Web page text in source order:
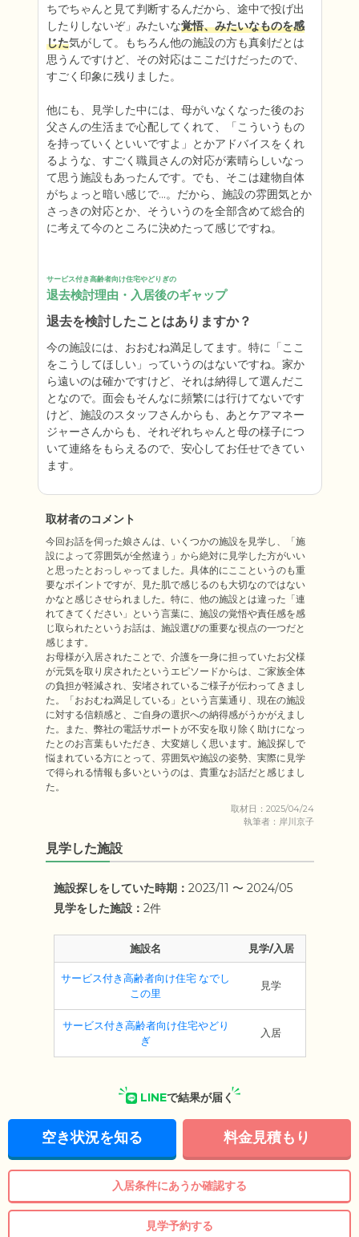
ちでちゃんと見て判断するんだから、途中で投げ出
したりしないぞ」みたいな覚悟、みたいなものを感
じた気がして。もちろん他の施設の方も真剣だとは
思うんですけど、その対応はここだけだったので、
すごく印象に残りました。
他にも、見学した中には、母がいなくなった後のお
父さんの生活まで心配してくれて、「こういうもの
を持っていくといいですよ」とかアドバイスをくれ
るような、すごく職員さんの対応が素晴らしいなっ
て思う施設もあったんです。でも、そこは建物自体
がちょっと暗い感じで…。だから、施設の雰囲気とか
さっきの対応とか、そういうのを全部含めて総合的
に考えて今のところに決めたって感じですね。
サービス付き高齢者向け住宅やどりぎの
退去検討理由・入居後のギャップ
退去を検討したことはありますか？
今の施設には、おおむね満足してます。特に「ここ
をこうしてほしい」っていうのはないですね。家か
ら遠いのは確かですけど、それは納得して選んだこ
となので。面会もそんなに頻繁には行けてないです
けど、施設のスタッフさんからも、あとケアマネー
ジャーさんからも、それぞれちゃんと母の様子につ
いて連絡をもらえるので、安心してお任せできてい
ます。
取材者のコメント
今回お話を伺った娘さんは、いくつかの施設を見学し、「施
設によって雰囲気が全然違う」から絶対に見学した方がいい
と思ったとおっしゃってました。具体的にここというのも重
要なポイントですが、見た肌で感じるのも大切なのではない
かなと感じさせられました。特に、他の施設とは違った「連
れてきてください」という言葉に、施設の覚悟や責任感を感
じ取られたというお話は、施設選びの重要な視点の一つだと
感じます。
お母様が入居されたことで、介護を一身に担っていたお父様
が元気を取り戻されたというエピソードからは、ご家族全体
の負担が軽減され、安堵されているご様子が伝わってきまし
た。「おおむね満足している」という言葉通り、現在の施設
に対する信頼感と、ご自身の選択への納得感がうかがえまし
た。また、弊社の電話サポートが不安を取り除く助けになっ
たとのお言葉もいただき、大変嬉しく思います。施設探しで
悩まれている方にとって、雰囲気や施設の姿勢、実際に見学
で得られる情報も多いというのは、貴重なお話だと感じまし
取材日：2025/04/24
執筆者：岸川京子
見学した施設
施設探しをしていた時期： 2023/11 〜 2024/05
見学をした施設： 2件
施設名 見学/入居
サービス付き高齢者向け住宅 なでし
この里
見学
サービス付き高齢者向け住宅やどり
ぎ
入居
LINEで結果が届く
空き状況を知る 料金見積もり
入居条件にあうか確認する
見学予約する